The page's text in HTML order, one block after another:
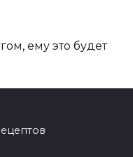
ему это будет